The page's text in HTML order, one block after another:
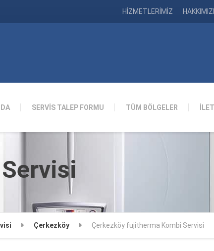
HİZMETLERİMİZ
SERVİS TALEP FORMU TÜM BÖLGELER
Çerkezköy Çerkezköy fujitherma Kombi Servisi